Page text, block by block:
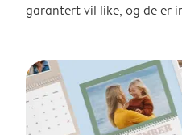
garantert vil like, og de er